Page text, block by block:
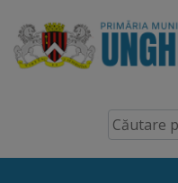
Ungheni
Prezentare
generală